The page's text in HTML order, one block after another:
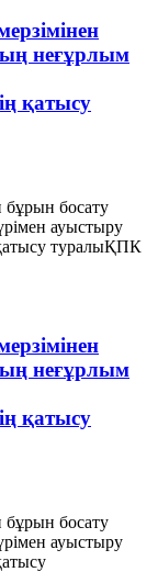
неғұрлым
қатысу
бұрын босату
ауыстыру
туралыҚПК
неғұрлым
қатысу
бұрын босату
ауыстыру